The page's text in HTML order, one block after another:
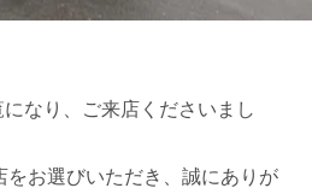
なり、ご来店くださいまし
をお選びいただき、誠にありが